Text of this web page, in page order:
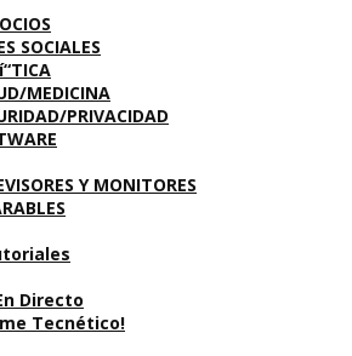
SOCIALES
MEDICINA
PRIVACIDAD
Y MONITORES
Directo
Tecnético!